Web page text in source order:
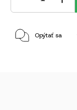
Opýtať sa